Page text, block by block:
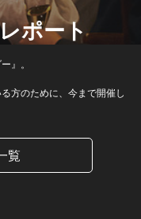
ポート
』。
方のために、今まで開催し
覧